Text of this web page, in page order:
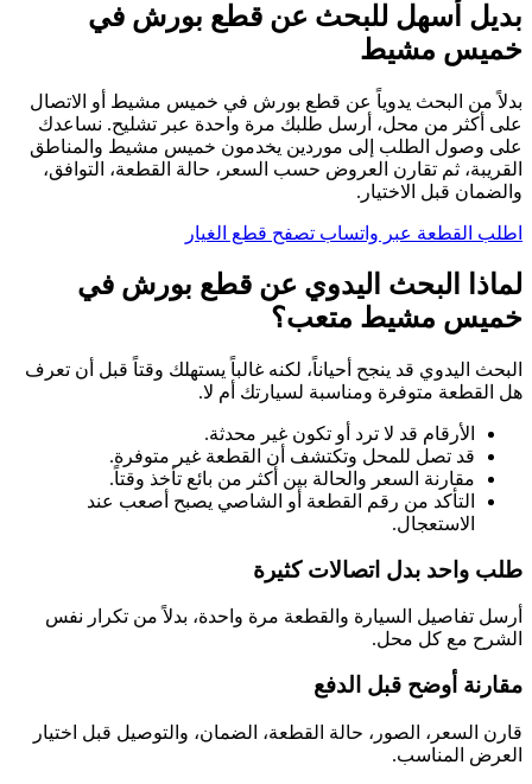
بديل أسهل للبحث عن قطع بورش في
خميس مشيط
بدلاً من البحث يدوياً عن قطع بورش في خميس مشيط أو الاتصال
على أكثر من محل، أرسل طلبك مرة واحدة عبر تشليح. نساعدك
على وصول الطلب إلى موردين يخدمون خميس مشيط والمناطق
القريبة، ثم تقارن العروض حسب السعر، حالة القطعة، التوافق،
والضمان قبل الاختيار.
اطلب القطعة عبر واتساب تصفح قطع الغيار
لماذا البحث اليدوي عن قطع بورش في
خميس مشيط متعب؟
البحث اليدوي قد ينجح أحياناً، لكنه غالباً يستهلك وقتاً قبل أن تعرف
هل القطعة متوفرة ومناسبة لسيارتك أم لا.
الأرقام قد لا ترد أو تكون غير محدثة.
قد تصل للمحل وتكتشف أن القطعة غير متوفرة.
مقارنة السعر والحالة بين أكثر من بائع تأخذ وقتاً.
التأكد من رقم القطعة أو الشاصي يصبح أصعب عند
الاستعجال.
طلب واحد بدل اتصالات كثيرة
أرسل تفاصيل السيارة والقطعة مرة واحدة، بدلاً من تكرار نفس
الشرح مع كل محل.
مقارنة أوضح قبل الدفع
قارن السعر، الصور، حالة القطعة، الضمان، والتوصيل قبل اختيار
العرض المناسب.